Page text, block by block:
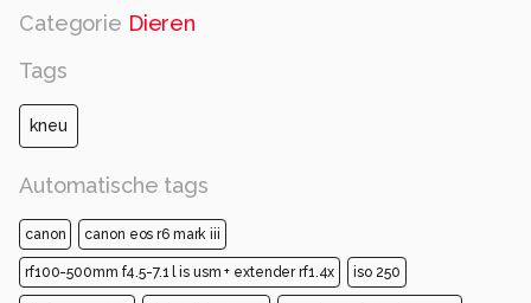
Categorie Dieren
Tags
kneu
Automatische tags
canon canon eos r6 mark iii
rf100-500mm f4.5-7.1 l is usm + extender rf1.4x iso 250